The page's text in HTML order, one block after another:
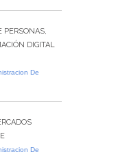
PERSONAS,
DIGITAL
De
De